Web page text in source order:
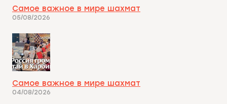
Самое важное в мире шахмат
05/08/2026
Самое важное в мире шахмат
04/08/2026